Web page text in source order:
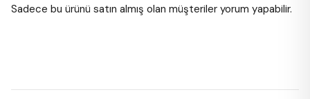
Sadece bu ürünü satın almış olan müşteriler yorum yapabilir.